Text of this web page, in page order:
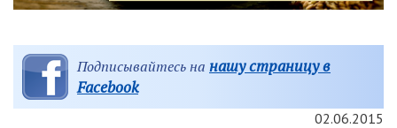
Подписывайтесь на нашу страницу в
Facebook
02.06.2015